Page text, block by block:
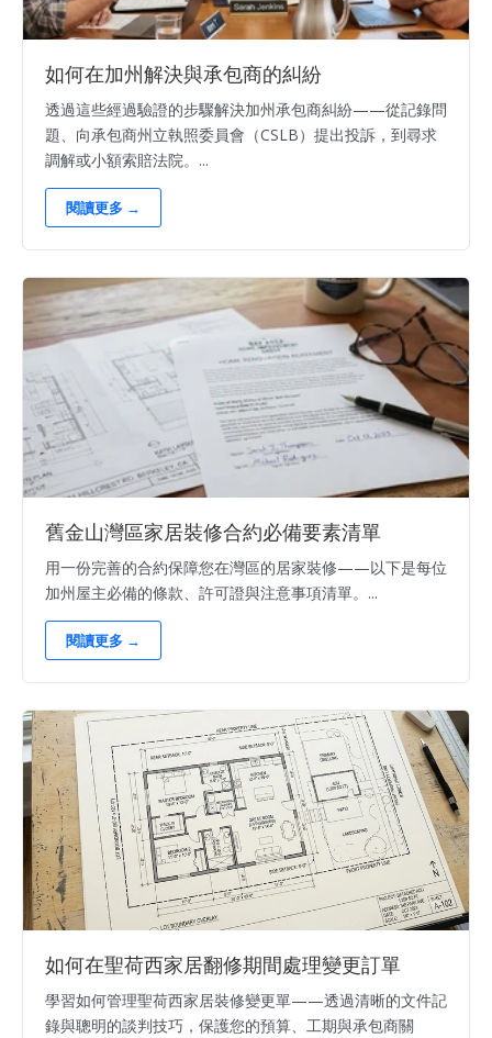
如何在加州解決與承包商的糾紛
透過這些經過驗證的步驟解決加州承包商糾紛——從記錄問
題、向承包商州立執照委員會（CSLB）提出投訴，到尋求
調解或小額索賠法院。...
閱讀更多 →
舊金山灣區家居裝修合約必備要素清單
用一份完善的合約保障您在灣區的居家裝修——以下是每位
加州屋主必備的條款、許可證與注意事項清單。...
閱讀更多 →
如何在聖荷西家居翻修期間處理變更訂單
學習如何管理聖荷西家居裝修變更單——透過清晰的文件記
錄與聰明的談判技巧，保護您的預算、工期與承包商關